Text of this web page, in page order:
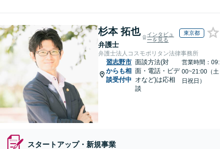
杉本 拓也
弁護士
インタビュ
ーを見る
東京都
弁護士法人コスモポリタン法律事務所
習志野市
からも相
談受付中
面談方法(対
面・電話・ビデ
オなど)は応相
談
営業時間：09:
00~21:00（土
日祝日）
スタートアップ・新規事業